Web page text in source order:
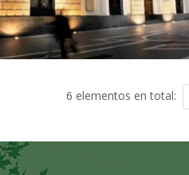
6 elementos en total: